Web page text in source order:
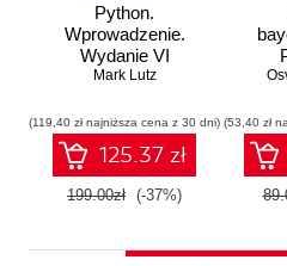
Python.
Wprowadzenie.
Wydanie VI
Mark Lutz
(119,40 zł najniższa cena z 30 dni)
125.37 zł
199.00zł (-37%)
(53,40 zł